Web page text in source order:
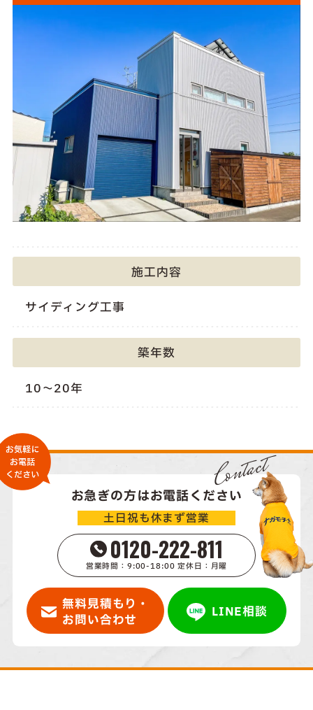
施工内容
サイディング工事
築年数
10～20年
Contact
お急ぎの方はお電話ください
土日祝も休まず営業
0120-222-811
営業時間：9:00-18:00 定休日：月曜
無料見積もり・
お問い合わせ
LINE相談